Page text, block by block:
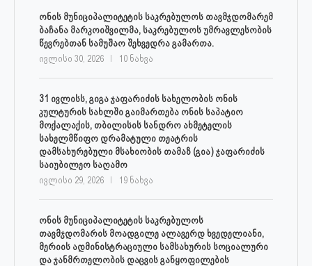
ონის მუნიციპალიტეტის საკრებულოს თავმჯდომარემ
ბაჩანა მარკოიშვილმა, საკრებულოს უმრავლესობის
წევრებთან სამუშაო შეხვედრა გამართა.
ივლისი 30, 2026 10 ნახვა
31 ივლისს, გიგა ჯაფარიძის სახელობის ონის
კულტურის სახლში გაიმართება ონის საპატიო
მოქალაქის, თბილისის სანდრო ახმეტელის
სახელმწიფო დრამატული თეატრის
დამსახურებული მსახიობის თამაზ (გია) ჯაფარიძის
საიუბილეო საღამო
ივლისი 29, 2026 19 ნახვა
ონის მუნიციპალიტეტის საკრებულოს
თავმჯდომარის მოადგილე ალავერდ ხვედელიანი,
მერიის ადმინისტრაციული სამსახურის სოციალური
და ჯანმრთელობის დაცვის განყოფილების